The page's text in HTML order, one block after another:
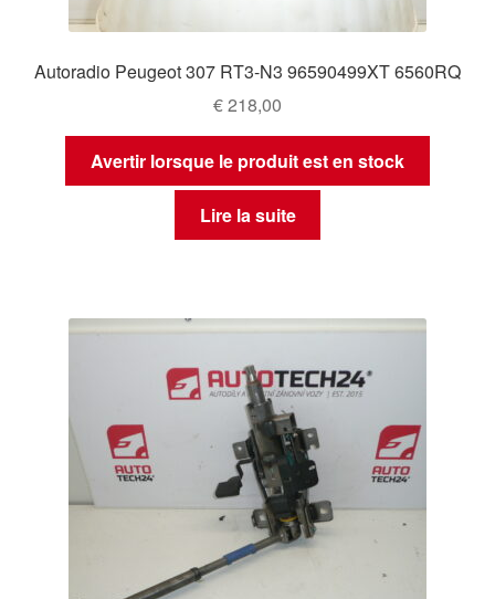
Autoradio Peugeot 307 RT3-N3 96590499XT 6560RQ
€218,00
Avertir lorsque le produit est en stock
Lire la suite